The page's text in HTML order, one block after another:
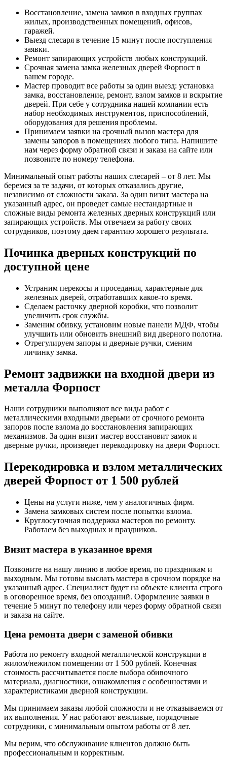
Восстановление, замена замков в входных группах
жилых, производственных помещений, офисов,
гаражей.
Выезд слесаря в течение 15 минут после поступления
заявки.
Ремонт запирающих устройств любых конструкций.
Срочная замена замка железных дверей Форпост в
вашем городе.
Мастер проводит все работы за один выезд: установка
замка, восстановление, ремонт, взлом замков и вскрытие
дверей. При себе у сотрудника нашей компании есть
набор необходимых инструментов, приспособлений,
оборудования для решения проблемы.
Принимаем заявки на срочный вызов мастера для
замены запоров в помещениях любого типа. Напишите
нам через форму обратной связи и заказа на сайте или
позвоните по номеру телефона.
Минимальный опыт работы наших слесарей – от 8 лет. Мы
беремся за те задачи, от которых отказались другие,
независимо от сложности заказа. За один визит мастера на
указанный адрес, он проведет самые нестандартные и
сложные виды ремонта железных дверных конструкций или
запирающих устройств. Мы отвечаем за работу своих
сотрудников, поэтому даем гарантию хорошего результата.
Починка дверных конструкций по
доступной цене
Устраним перекосы и проседания, характерные для
железных дверей, отработавших какое-то время.
Сделаем расточку дверной коробки, что позволит
увеличить срок службы.
Заменим обивку, установим новые панели МДФ, чтобы
улучшить или обновить внешний вид дверного полотна.
Отрегулируем запоры и дверные ручки, сменим
личинку замка.
Ремонт задвижки на входной двери из
металла Форпост
Наши сотрудники выполняют все виды работ с
металлическими входными дверьми от срочного ремонта
запоров после взлома до восстановления запирающих
механизмов. За один визит мастер восстановит замок и
дверные ручки, произведет перекодировку на двери Форпост.
Перекодировка и взлом металлических
дверей Форпост от 1 500 рублей
Цены на услуги ниже, чем у аналогичных фирм.
Замена замковых систем после попытки взлома.
Круглосуточная поддержка мастеров по ремонту.
Работаем без выходных и праздников.
Визит мастера в указанное время
Позвоните на нашу линию в любое время, по праздникам и
выходным. Мы готовы выслать мастера в срочном порядке на
указанный адрес. Специалист будет на объекте клиента строго
в оговоренное время, без опозданий. Оформление заявки в
течение 5 минут по телефону или через форму обратной связи
и заказа на сайте.
Цена ремонта двери с заменой обивки
Работа по ремонту входной металлической конструкции в
жилом/нежилом помещении от 1 500 рублей. Конечная
стоимость рассчитывается после выбора обивочного
материала, диагностики, ознакомления с особенностями и
характеристиками дверной конструкции.
Мы принимаем заказы любой сложности и не отказываемся от
их выполнения. У нас работают вежливые, порядочные
сотрудники, с минимальным опытом работы от 8 лет.
Мы верим, что обслуживание клиентов должно быть
профессиональным и корректным.